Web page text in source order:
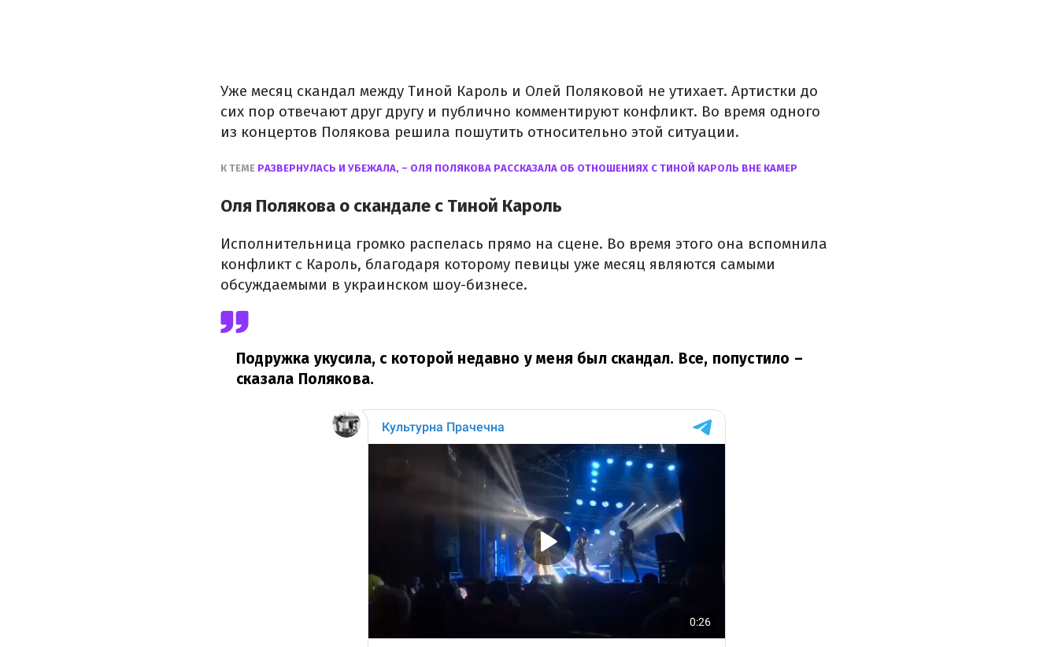
Уже месяц скандал между Тиной Кароль и Олей Поляковой не утихает. Артистки до
сих пор отвечают друг другу и публично комментируют конфликт. Во время одного
из концертов Полякова решила пошутить относительно этой ситуации.
К ТЕМЕ РАЗВЕРНУЛАСЬ И УБЕЖАЛА, – ОЛЯ ПОЛЯКОВА РАССКАЗАЛА ОБ ОТНОШЕНИЯХ С ТИНОЙ КАРОЛЬ ВНЕ КАМЕР
Оля Полякова о скандале с Тиной Кароль
Исполнительница громко распелась прямо на сцене. Во время этого она вспомнила
конфликт с Кароль, благодаря которому певицы уже месяц являются самыми
обсуждаемыми в украинском шоу-бизнесе.
Подружка укусила, с которой недавно у меня был скандал. Все, попустило –
сказала Полякова.